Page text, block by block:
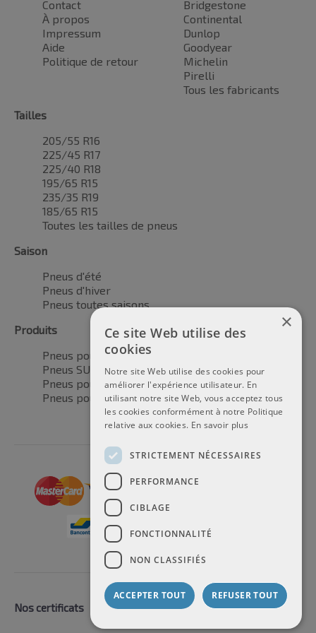
Contact
À propos
Impressum
Aide
Politique de retour
Bridgestone
Continental
Dunlop
Goodyear
Michelin
Pirelli
Tous les fabricants
Tailles
205/55 R16
225/45 R17
225/40 R18
195/65 R15
235/35 R19
185/65 R15
Toutes les tailles de pneus
Saison
Pneus d'été
Pneus d'hiver
Pneus toutes saisons
Produits
Pneus pour voitures
Pneus SUV / 4x4
Pneus pour camionnettes
Pneus pour motos
Nos certificats
×
Ce site Web utilise des
cookies
Notre site Web utilise des cookies pour
améliorer l'expérience utilisateur. En
utilisant notre site Web, vous acceptez tous
les cookies conformément à notre Politique
relative aux cookies. En savoir plus
STRICTEMENT NÉCESSAIRES
PERFORMANCE
CIBLAGE
FONCTIONNALITÉ
NON CLASSIFIÉS
ACCEPTER TOUT REFUSER TOUT